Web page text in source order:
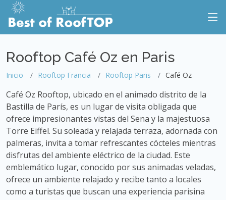
Rooftop Café Oz en Paris
Inicio Rooftop Francia Rooftop Paris Café Oz
Café Oz Rooftop, ubicado en el animado distrito de la
Bastilla de París, es un lugar de visita obligada que
ofrece impresionantes vistas del Sena y la majestuosa
Torre Eiffel. Su soleada y relajada terraza, adornada con
palmeras, invita a tomar refrescantes cócteles mientras
disfrutas del ambiente eléctrico de la ciudad. Este
emblemático lugar, conocido por sus animadas veladas,
ofrece un ambiente relajado y recibe tanto a locales
como a turistas que buscan una experiencia parisina